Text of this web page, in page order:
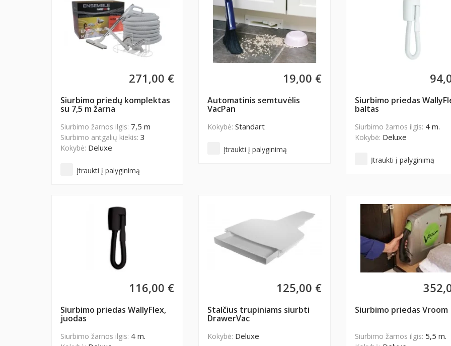
271,00 €
Siurbimo priedų komplektas
su 7,5 m žarna
Siurbimo žarnos ilgis: 7,5 m
Siurbimo antgalių kiekis: 3
Kokybė: Deluxe
Įtraukti į palyginimą
19,00 €
Automatinis semtuvėlis
VacPan
Kokybė: Standart
Įtraukti į palyginimą
Siurbimo priedas
baltas
Siurbimo žarnos ilgis: 4 m.
Kokybė: Deluxe
Įtraukti į palyginimą
116,00 €
Siurbimo priedas WallyFlex,
juodas
Siurbimo žarnos ilgis: 4 m.
125,00 €
Stalčius trupiniams siurbti
DrawerVac
Kokybė: Deluxe
Siurbimo priedas Vroom
Siurbimo žarnos ilgis: 5,5 m.